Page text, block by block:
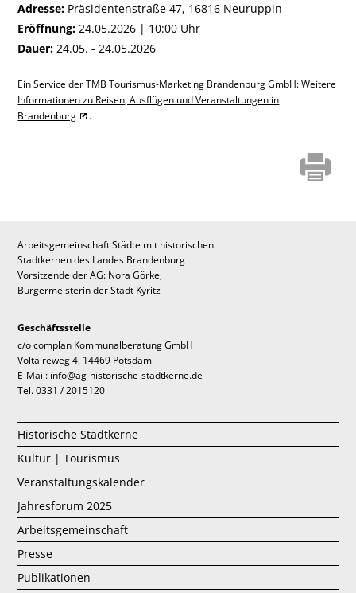
Adresse: Präsidentenstraße 47, 16816 Neuruppin
Eröffnung: 24.05.2026 | 10:00 Uhr
Dauer: 24.05. - 24.05.2026
Ein Service der TMB Tourismus-Marketing Brandenburg GmbH: Weitere
Informationen zu Reisen, Ausflügen und Veranstaltungen in
Brandenburg
.
Arbeitsgemeinschaft Städte mit historischen
Stadtkernen des Landes Brandenburg
Vorsitzende der AG: Nora Görke,
Bürgermeisterin der Stadt Kyritz
Geschäftsstelle
c/o complan Kommunalberatung GmbH
Voltaireweg 4, 14469 Potsdam
E-Mail: info@ag-historische-stadtkerne.de
Tel. 0331 / 2015120
Historische Stadtkerne
Kultur | Tourismus
Veranstaltungskalender
Jahresforum 2025
Arbeitsgemeinschaft
Presse
Publikationen